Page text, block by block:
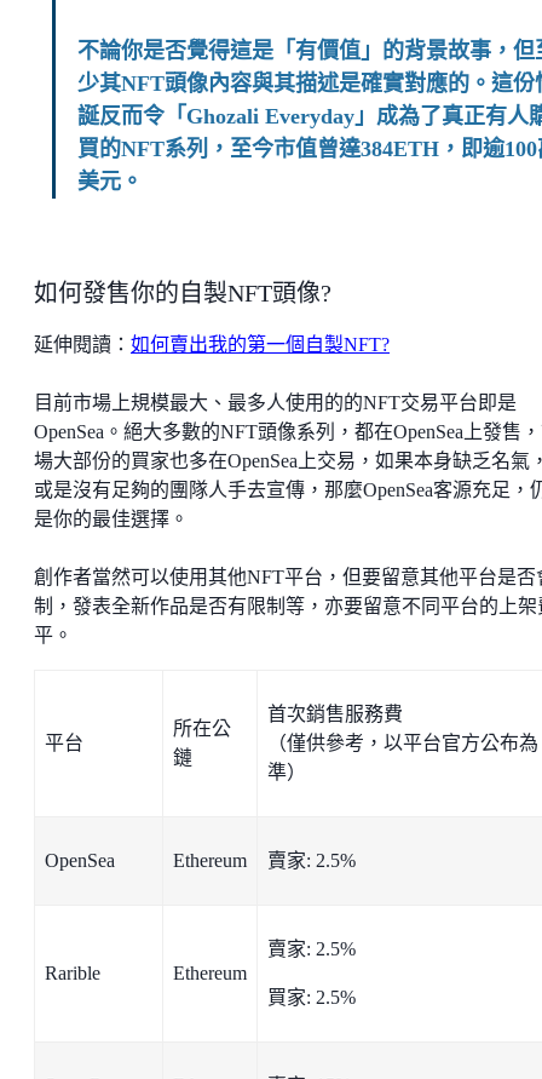
不論你是否覺得這是「有價值」的背景故事，但
少其NFT頭像內容與其描述是確實對應的。這份
誕反而令「Ghozali Everyday」成為了真正有人
買的NFT系列，至今市值曾達384ETH，即逾100
美元。
如何發售你的自製NFT頭像?
延伸閱讀： 如何賣出我的第一個自製NFT?
目前市場上規模最大、最多人使用的的NFT交易平台即是
OpenSea。絕大多數的NFT頭像系列，都在OpenSea上發售
場大部份的買家也多在OpenSea上交易，如果本身缺乏名氣
或是沒有足夠的團隊人手去宣傳，那麼OpenSea客源充足，
是你的最佳選擇。
創作者當然可以使用其他NFT平台，但要留意其他平台是否
制，發表全新作品是否有限制等，亦要留意不同平台的上架
平。
平台
所在公
鏈
首次銷售服務費
（僅供參考，以平台官方公布為
準）
OpenSea Ethereum 賣家: 2.5%
Rarible Ethereum
賣家: 2.5%
買家: 2.5%